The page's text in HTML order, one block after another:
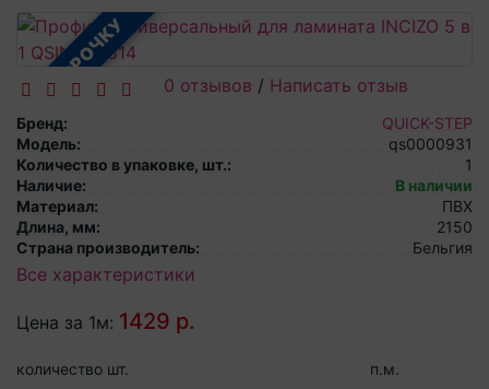
Посмотреть все категории
Подложка
Пороги
Аксессуары для напольных покрытий
Посмотреть все категории
Посмотреть все категории
В РАССРОЧКУ 0 отзывов / Написать отзыв
Бренд:
QUICK-STEP
Модель:
qs0000931
Количество в упаковке, шт.:
1
Наличие:
В наличии
Материал:
ПВХ
Длина, мм:
2150
Страна производитель:
Бельгия
Все характеристики
Цена за 1м: 1429 р.
количество шт. п.м.